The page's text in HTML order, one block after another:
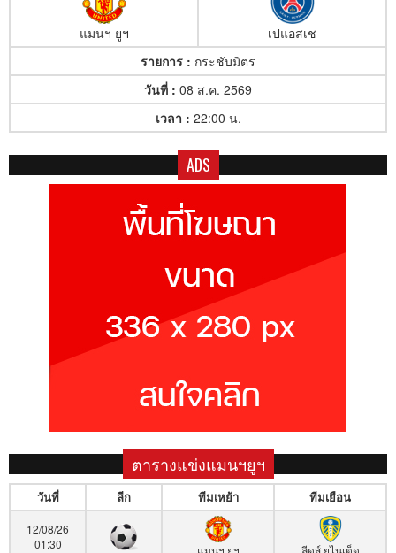
แมนฯ ยูฯ
เปแอสเช
รายการ : กระชับมิตร
วันที่ : 08 ส.ค. 2569
เวลา : 22:00 น.
ADS
ตารางแข่งแมนฯยูฯ
วันที่ ลีก ทีมเหย้า ทีมเยือน
12/08/26
01:30